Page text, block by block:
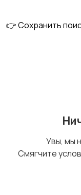
👉 Сохранить
Увы, мы
Смягчите